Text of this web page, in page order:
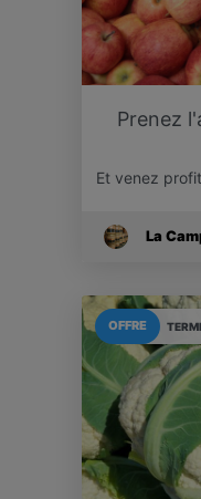
Prenez
Et venez
La
OFFRE